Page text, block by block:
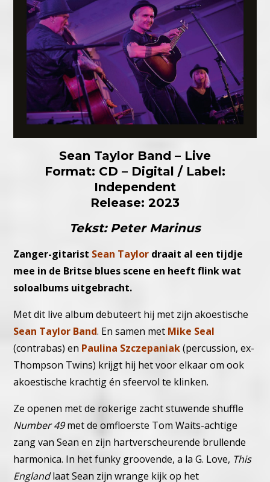
Sean Taylor Band – Live
Format: CD – Digital / Label:
Independent
Release: 2023
Tekst: Peter Marinus
Zanger-gitarist Sean Taylor draait al een tijdje
mee in de Britse blues scene en heeft flink wat
soloalbums uitgebracht.
Met dit live album debuteert hij met zijn akoestische
Sean Taylor Band. En samen met Mike Seal
(contrabas) en Paulina Szczepaniak(percussion, ex-
Thompson Twins) krijgt hij het voor elkaar om ook
akoestische krachtig én sfeervol te klinken.
Ze openen met de rokerige zacht stuwende shuffle
Number 49met de omfloerste Tom Waits-achtige
zang van Sean en zijn hartverscheurende brullende
harmonica. In het funky groovende, a la G. Love, This
Englandlaat Sean zijn wrange kijk op het